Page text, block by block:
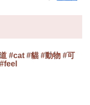
#cat #貓 #動物 #可